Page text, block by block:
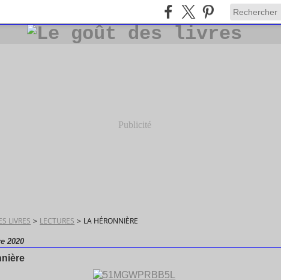
Publicité
LIVRES > LECTURES > LA HÉRONNIÈRE
2020